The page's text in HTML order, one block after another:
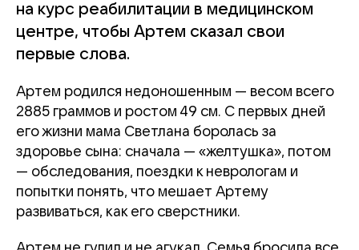
на курс реабилитации в медицинском
центре, чтобы Артем сказал свои
первые слова.
Артем родился недоношенным — весом всего
2885 граммов и ростом 49 см. С первых дней
его жизни мама Светлана боролась за
здоровье сына: сначала — «желтушка», потом
— обследования, поездки к неврологам и
попытки понять, что мешает Артему
развиваться, как его сверстники.